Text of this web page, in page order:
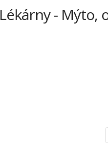
Lékárny - Mýto,